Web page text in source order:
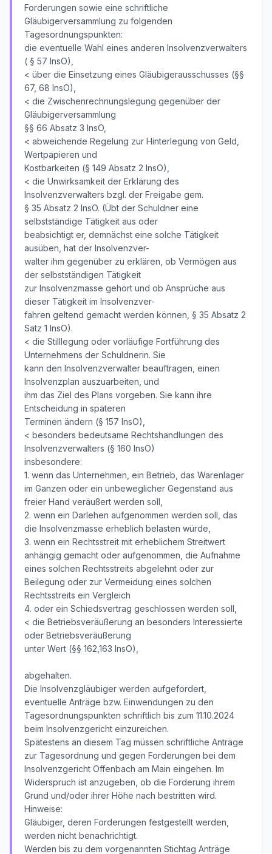
Forderungen sowie eine schriftliche
Gläubigerversammlung zu folgenden
Tagesordnungspunkten:
die eventuelle Wahl eines anderen Insolvenzverwalters
( § 57 InsO),
< über die Einsetzung eines Gläubigerausschusses (§§
67, 68 InsO),
< die Zwischenrechnungslegung gegenüber der
Gläubigerversammlung
§§ 66 Absatz 3 InsO,
< abweichende Regelung zur Hinterlegung von Geld,
Wertpapieren und
Kostbarkeiten (§ 149 Absatz 2 InsO),
< die Unwirksamkeit der Erklärung des
Insolvenzverwalters bzgl. der Freigabe gem.
§ 35 Absatz 2 InsO. (Übt der Schuldner eine
selbstständige Tätigkeit aus oder
beabsichtigt er, demnächst eine solche Tätigkeit
ausüben, hat der Insolvenzver-
walter ihm gegenüber zu erklären, ob Vermögen aus
der selbstständigen Tätigkeit
zur Insolvenzmasse gehört und ob Ansprüche aus
dieser Tätigkeit im Insolvenzver-
fahren geltend gemacht werden können, § 35 Absatz 2
Satz 1 InsO).
< die Stilllegung oder vorläufige Fortführung des
Unternehmens der Schuldnerin. Sie
kann den Insolvenzverwalter beauftragen, einen
Insolvenzplan auszuarbeiten, und
ihm das Ziel des Plans vorgeben. Sie kann ihre
Entscheidung in späteren
Terminen ändern (§ 157 InsO),
< besonders bedeutsame Rechtshandlungen des
Insolvenzverwalters (§ 160 InsO)
insbesondere:
1. wenn das Unternehmen, ein Betrieb, das Warenlager
im Ganzen oder ein unbeweglicher Gegenstand aus
freier Hand veräußert werden soll,
2. wenn ein Darlehen aufgenommen werden soll, das
die Insolvenzmasse erheblich belasten würde,
3. wenn ein Rechtsstreit mit erheblichem Streitwert
anhängig gemacht oder aufgenommen, die Aufnahme
eines solchen Rechtsstreits abgelehnt oder zur
Beilegung oder zur Vermeidung eines solchen
Rechtsstreits ein Vergleich
4. oder ein Schiedsvertrag geschlossen werden soll,
< die Betriebsveräußerung an besonders Interessierte
oder Betriebsveräußerung
unter Wert (§§ 162,163 InsO),
abgehalten.
Die Insolvenzgläubiger werden aufgefordert,
eventuelle Anträge bzw. Einwendungen zu den
Tagesordnungspunkten schriftlich bis zum 11.10.2024
beim Insolvenzgericht einzureichen.
Spätestens an diesem Tag müssen schriftliche Anträge
zur Tagesordnung und gegen Forderungen bei dem
Insolvenzgericht Offenbach am Main eingehen. Im
Widerspruch ist anzugeben, ob die Forderung ihrem
Grund und/oder ihrer Höhe nach bestritten wird.
Hinweise:
Gläubiger, deren Forderungen festgestellt werden,
werden nicht benachrichtigt.
Werden bis zu dem vorgenannten Stichtag Anträge